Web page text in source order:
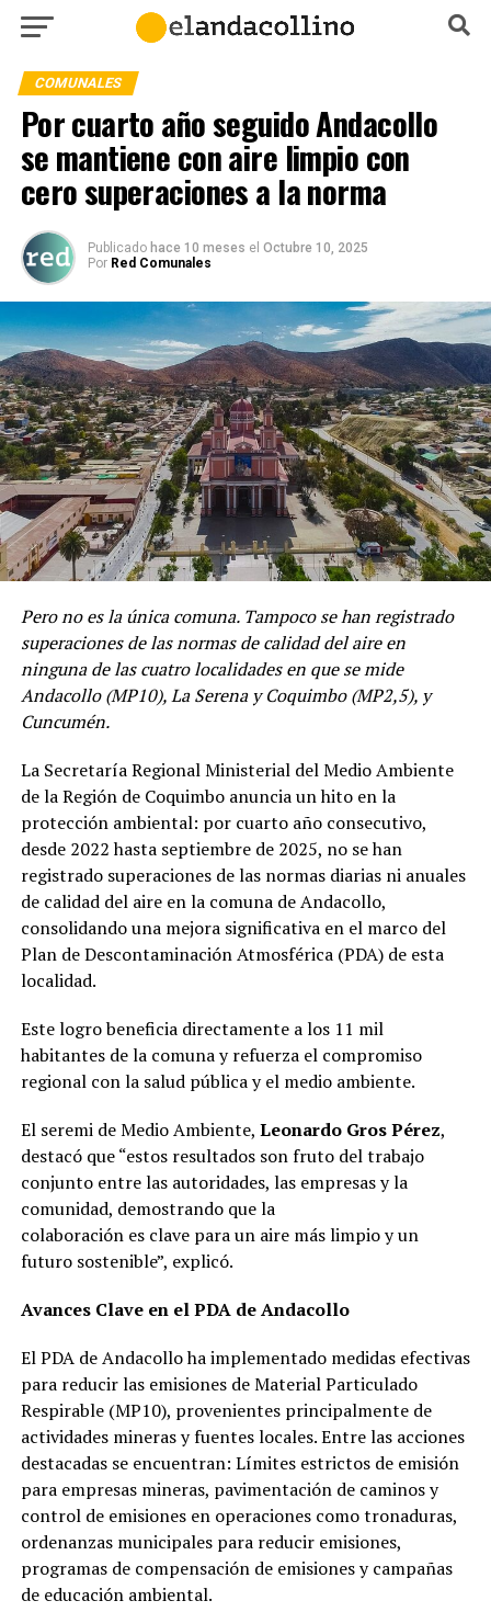
COMUNALES
Por cuarto año seguido Andacollo
se mantiene con aire limpio con
cero superaciones a la norma
Publicado hace 10 meses el Octubre 10, 2025
Por Red Comunales
Pero no es la única comuna. Tampoco se han registrado
superaciones de las normas de calidad del aire en
ninguna de las cuatro localidades en que se mide
Andacollo (MP10), La Serena y Coquimbo (MP2,5), y
Cuncumén.
La Secretaría Regional Ministerial del Medio Ambiente
de la Región de Coquimbo anuncia un hito en la
protección ambiental: por cuarto año consecutivo,
desde 2022 hasta septiembre de 2025, no se han
registrado superaciones de las normas diarias ni anuales
de calidad del aire en la comuna de Andacollo,
consolidando una mejora significativa en el marco del
Plan de Descontaminación Atmosférica (PDA) de esta
localidad.
Este logro beneficia directamente a los 11 mil
habitantes de la comuna y refuerza el compromiso
regional con la salud pública y el medio ambiente.
El seremi de Medio Ambiente, Leonardo Gros Pérez,
destacó que “estos resultados son fruto del trabajo
conjunto entre las autoridades, las empresas y la
comunidad, demostrando que la
colaboración es clave para un aire más limpio y un
futuro sostenible”, explicó.
Avances Clave en el PDA de Andacollo
El PDA de Andacollo ha implementado medidas efectivas
para reducir las emisiones de Material Particulado
Respirable (MP10), provenientes principalmente de
actividades mineras y fuentes locales. Entre las acciones
destacadas se encuentran: Límites estrictos de emisión
para empresas mineras, pavimentación de caminos y
control de emisiones en operaciones como tronaduras,
ordenanzas municipales para reducir emisiones,
programas de compensación de emisiones y campañas
de educación ambiental.